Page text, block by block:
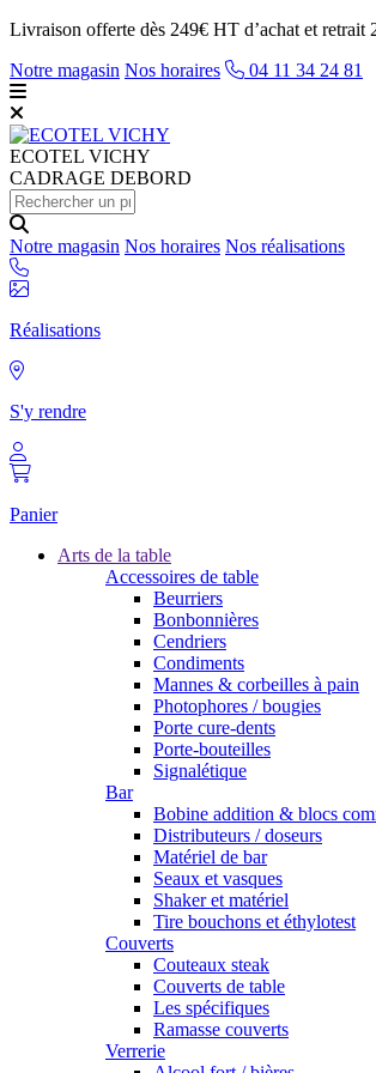
Livraison offerte dès 249€ HT d’achat et retrait
Notre magasin Nos horaires 04 11 34 24 81
ECOTEL VICHY
CADRAGE DEBORD
Notre magasin Nos horaires Nos réalisations
Réalisations
S'y rendre
Panier
Arts de la table
Accessoires de table
Beurriers
Bonbonnières
Cendriers
Condiments
Mannes & corbeilles à pain
Photophores / bougies
Porte cure-dents
Porte-bouteilles
Signalétique
Bar
Bobine addition & blocs
Distributeurs / doseurs
Matériel de bar
Seaux et vasques
Shaker et matériel
Tire bouchons et éthylotest
Couverts
Couteaux steak
Couverts de table
Les spécifiques
Ramasse couverts
Verrerie